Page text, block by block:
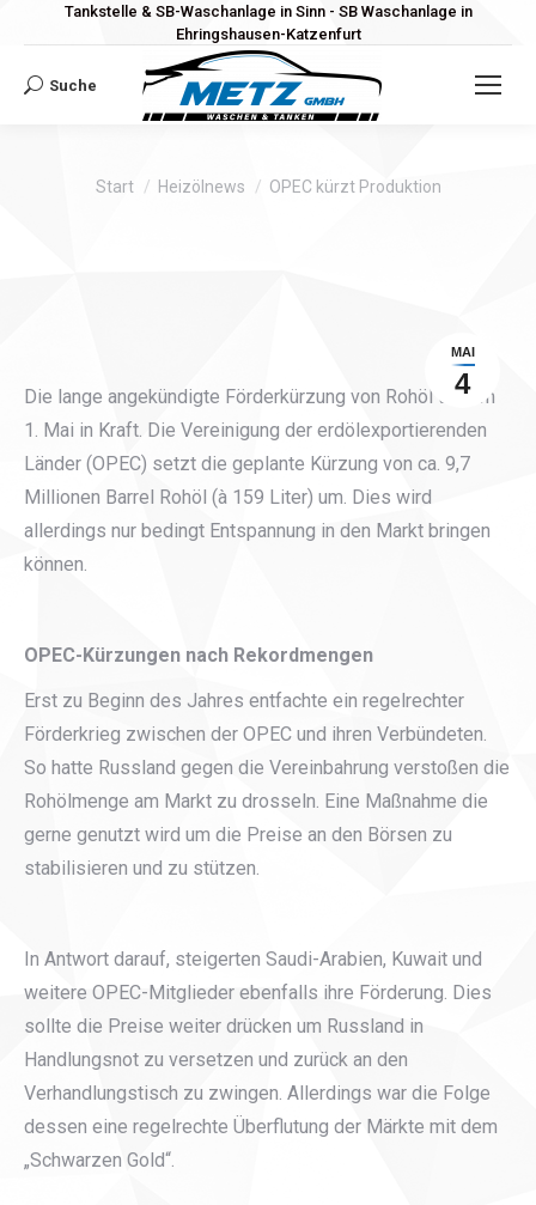
Tankstelle & SB-Waschanlage in Sinn - SB Waschanlage in
Ehringshausen-Katzenfurt
Search:
Suche
Sie befinden sich hier:
Start Heizölnews OPEC kürzt Produktion
MAI
4
Die lange angekündigte Förderkürzung von Rohöl trat am
1. Mai in Kraft. Die Vereinigung der erdölexportierenden
Länder (OPEC) setzt die geplante Kürzung von ca. 9,7
Millionen Barrel Rohöl (à 159 Liter) um. Dies wird
allerdings nur bedingt Entspannung in den Markt bringen
können.
OPEC-Kürzungen nach Rekordmengen
Erst zu Beginn des Jahres entfachte ein regelrechter
Förderkrieg zwischen der OPEC und ihren Verbündeten.
So hatte Russland gegen die Vereinbahrung verstoßen die
Rohölmenge am Markt zu drosseln. Eine Maßnahme die
gerne genutzt wird um die Preise an den Börsen zu
stabilisieren und zu stützen.
In Antwort darauf, steigerten Saudi-Arabien, Kuwait und
weitere OPEC-Mitglieder ebenfalls ihre Förderung. Dies
sollte die Preise weiter drücken um Russland in
Handlungsnot zu versetzen und zurück an den
Verhandlungstisch zu zwingen. Allerdings war die Folge
dessen eine regelrechte Überflutung der Märkte mit dem
„Schwarzen Gold“.